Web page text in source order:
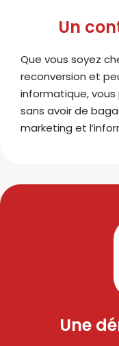
Un
Que vous soyez
reconversion et
informatique,
sans avoir de
marketing et
Une